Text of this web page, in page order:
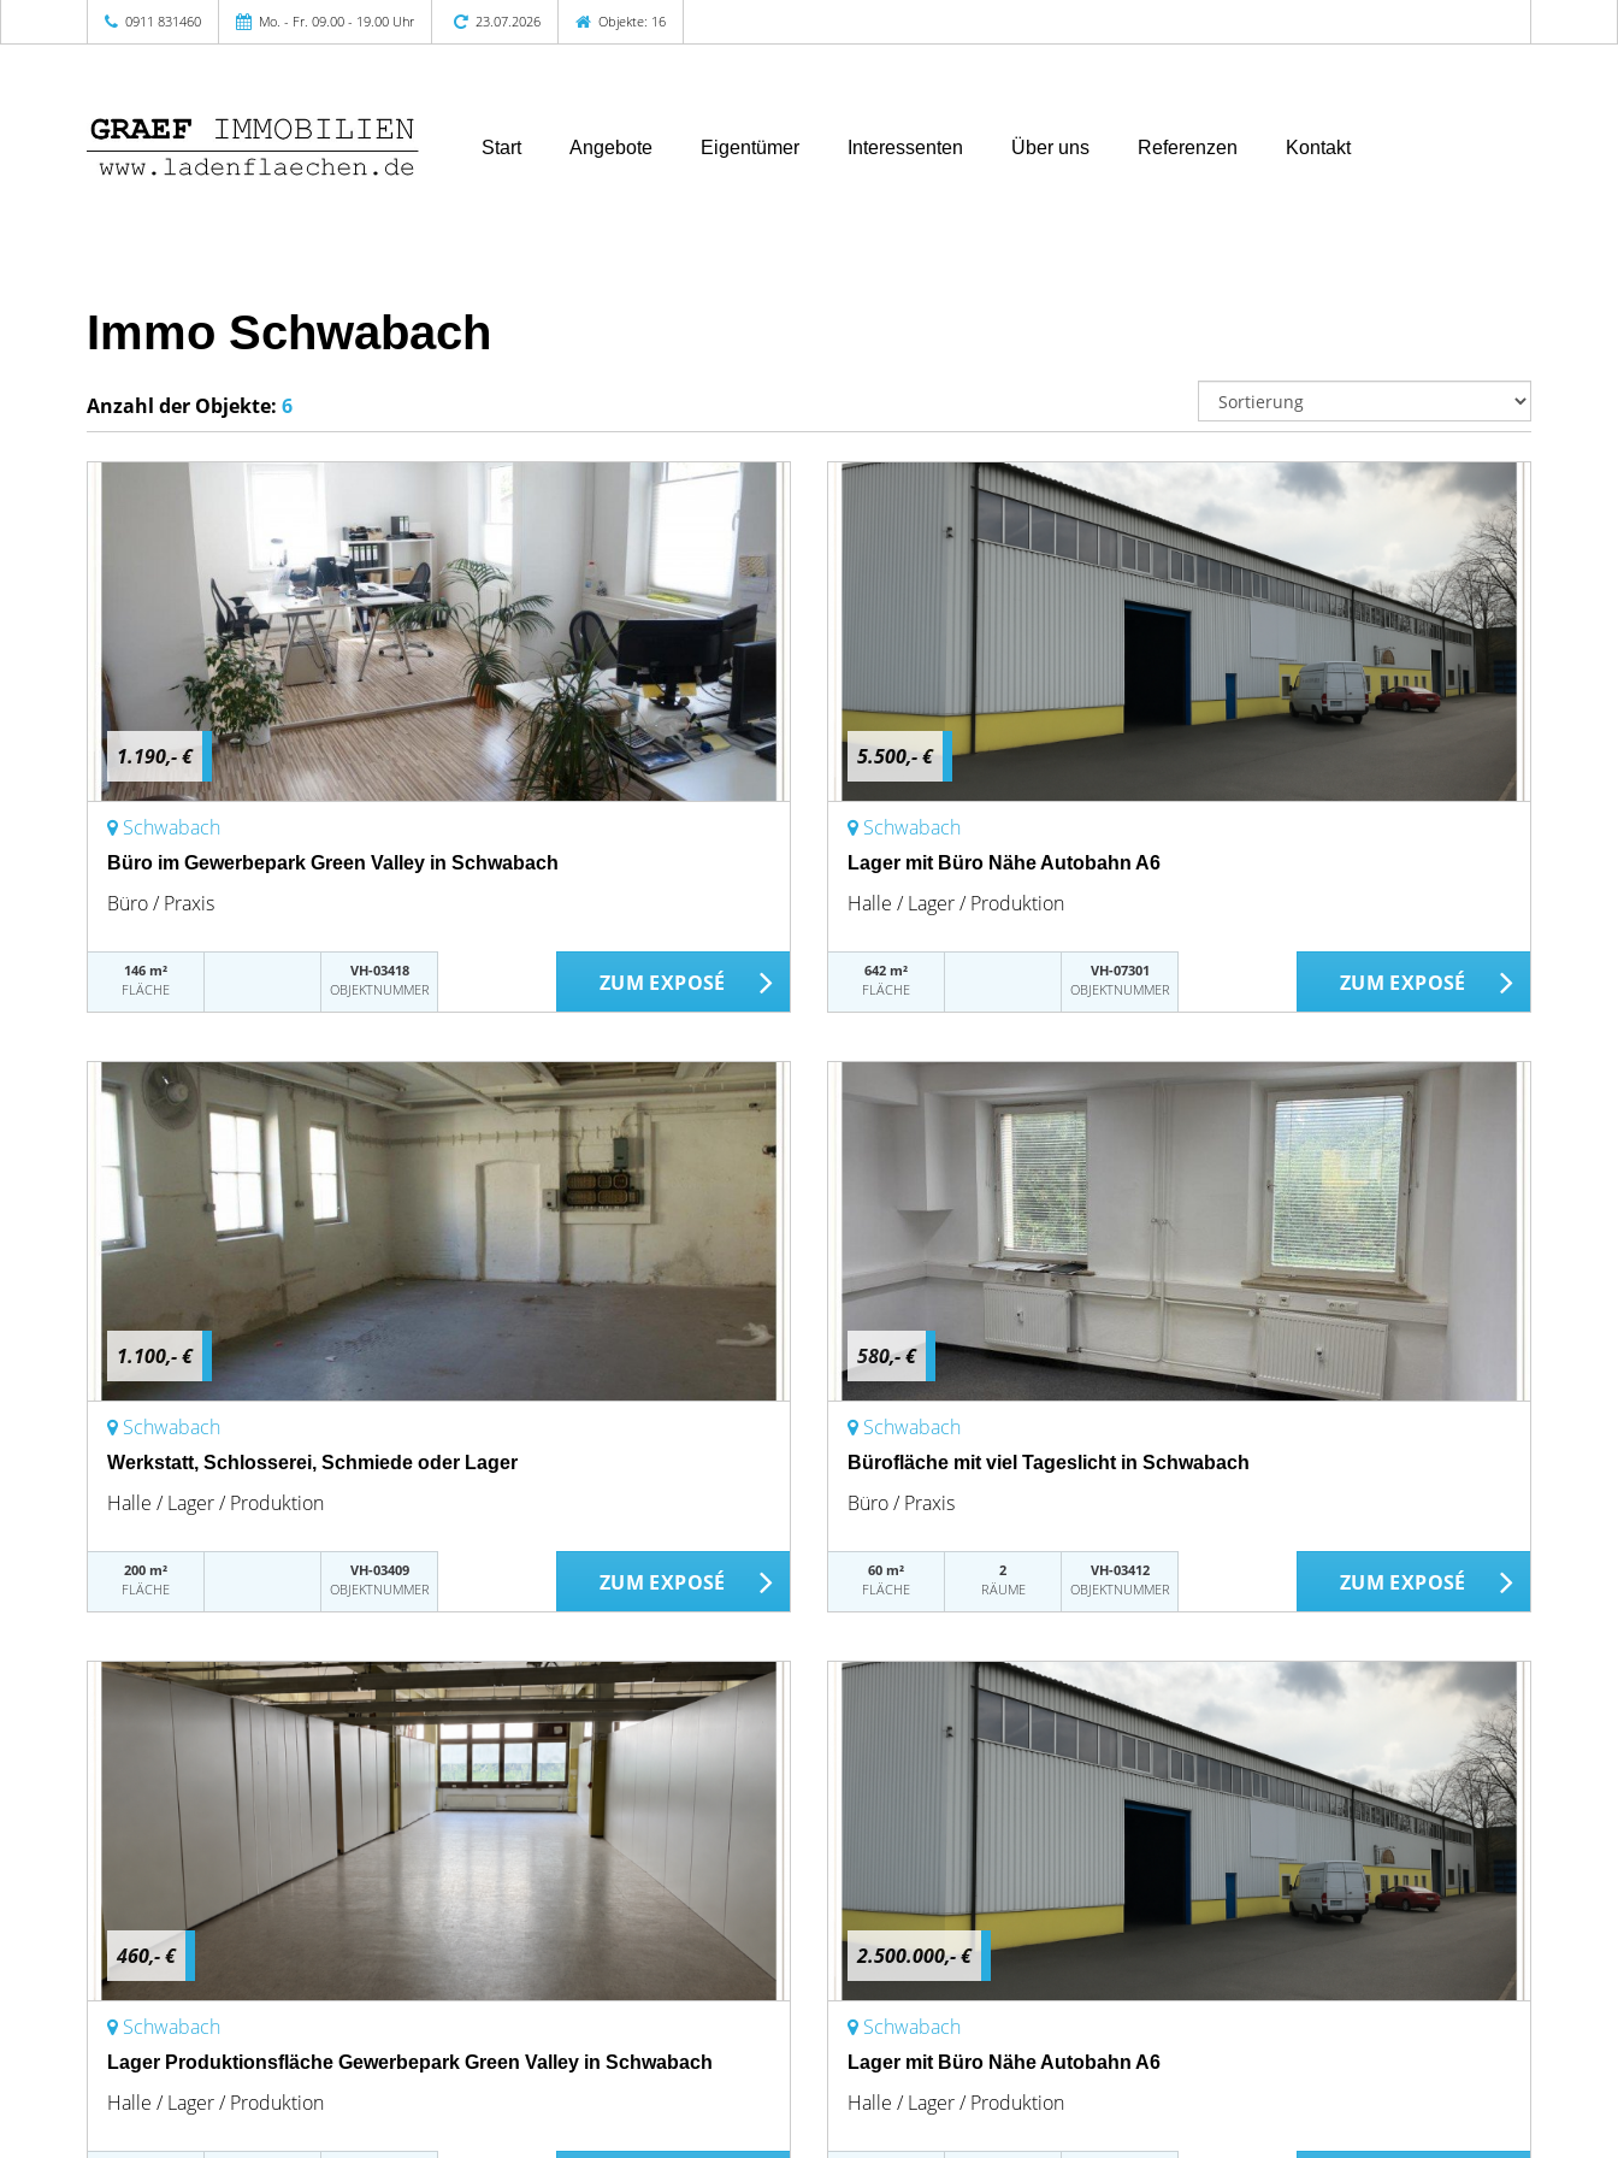
0911 831460 Mo. - Fr. 09.00 - 19.00 Uhr 23.07.2026 Objekte: 16
Start Angebote Eigentümer Interessenten Über uns Referenzen Kontakt
Immo Schwabach
Anzahl der Objekte: 6
1.190,- €
Schwabach
Büro im Gewerbepark Green Valley in Schwabach
Büro / Praxis
146 m²
FLÄCHE
VH-03418
OBJEKTNUMMER
ZUM EXPOSÉ
5.500,- €
Schwabach
Lager mit Büro Nähe Autobahn A6
Halle / Lager / Produktion
642 m²
FLÄCHE
VH-07301
OBJEKTNUMMER
ZUM EXPOSÉ
1.100,- €
Schwabach
Werkstatt, Schlosserei, Schmiede oder Lager
Halle / Lager / Produktion
200 m²
FLÄCHE
VH-03409
OBJEKTNUMMER
ZUM EXPOSÉ
580,- €
Schwabach
Bürofläche mit viel Tageslicht in Schwabach
Büro / Praxis
60 m²
FLÄCHE
2
RÄUME
VH-03412
OBJEKTNUMMER
ZUM EXPOSÉ
460,- €
Schwabach
Lager Produktionsfläche Gewerbepark Green Valley in Schwabach
Halle / Lager / Produktion
2.500.000,- €
Schwabach
Lager mit Büro Nähe Autobahn A6
Halle / Lager / Produktion